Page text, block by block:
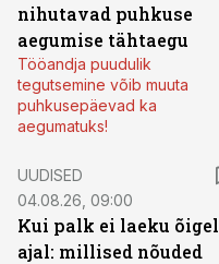
nihutavad puhkuse
aegumise tähtaegu
Tööandja puudulik
tegutsemine võib muuta
puhkusepäevad ka
aegumatuks!
UUDISED
04.08.26, 09:00
Kui palk ei laeku õigel
ajal: millised nõuded